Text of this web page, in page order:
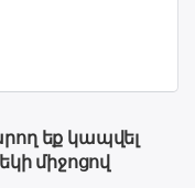
եք կապվել
միջոցով